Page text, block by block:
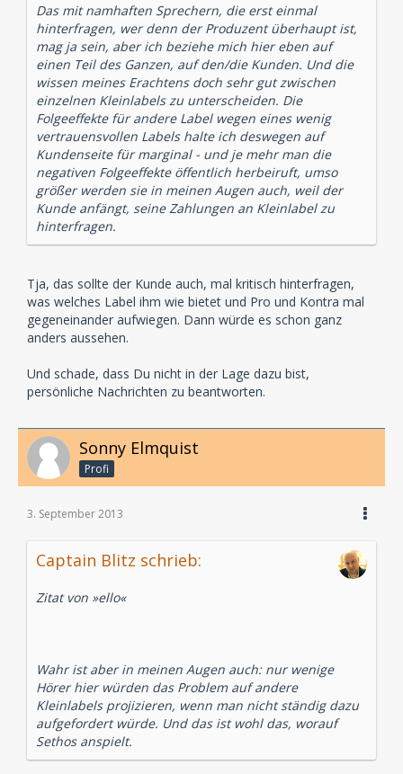
Das mit namhaften Sprechern, die erst einmal
hinterfragen, wer denn der Produzent überhaupt ist,
mag ja sein, aber ich beziehe mich hier eben auf
einen Teil des Ganzen, auf den/die Kunden. Und die
wissen meines Erachtens doch sehr gut zwischen
einzelnen Kleinlabels zu unterscheiden. Die
Folgeeffekte für andere Label wegen eines wenig
vertrauensvollen Labels halte ich deswegen auf
Kundenseite für marginal - und je mehr man die
negativen Folgeeffekte öffentlich herbeiruft, umso
größer werden sie in meinen Augen auch, weil der
Kunde anfängt, seine Zahlungen an Kleinlabel zu
hinterfragen.
Tja, das sollte der Kunde auch, mal kritisch hinterfragen,
was welches Label ihm wie bietet und Pro und Kontra mal
gegeneinander aufwiegen. Dann würde es schon ganz
anders aussehen.
Und schade, dass Du nicht in der Lage dazu bist,
persönliche Nachrichten zu beantworten.
Sonny Elmquist
Profi
3. September 2013
Captain Blitz schrieb:
Zitat von »ello«
Wahr ist aber in meinen Augen auch: nur wenige
Hörer hier würden das Problem auf andere
Kleinlabels projizieren, wenn man nicht ständig dazu
aufgefordert würde. Und das ist wohl das, worauf
Sethos anspielt.